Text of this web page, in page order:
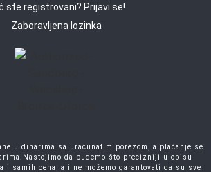
ste registrovani? Prijavi se!
Zaboravljena lozinka
u dinarima sa uračunatim porezom, a plaćanje se
da budemo što precizniji u opisu
i samih cena, ali ne možemo garantovati da su sve